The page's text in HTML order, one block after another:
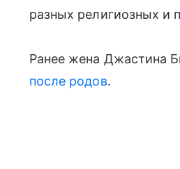
разных религиозных и
Ранее жена Джастина
после родов.